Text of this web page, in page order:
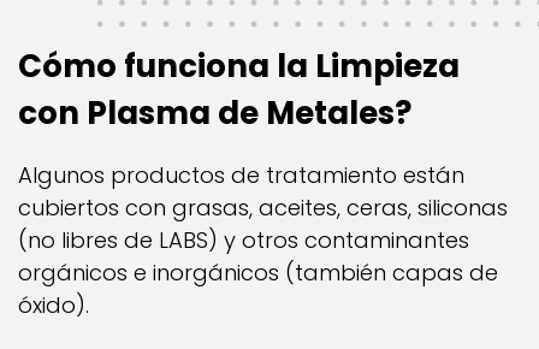
Cómo funciona la Limpieza
con Plasma de Metales?
Algunos productos de tratamiento están
cubiertos con grasas, aceites, ceras, siliconas
(no libres de LABS) y otros contaminantes
orgánicos e inorgánicos (también capas de
óxido).